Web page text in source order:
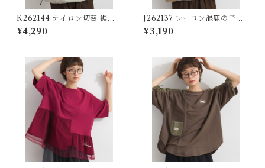
K262144 ナイロン切替 裾ド
ロストプルオーバー / Nylon-
Panel Drawstring-Hem Pul
¥4,290
J262137 レーヨン混鹿の子 異
素材切替コクーンプルオーバ
ー / Rayon-Blend Piqué Mi
¥3,190